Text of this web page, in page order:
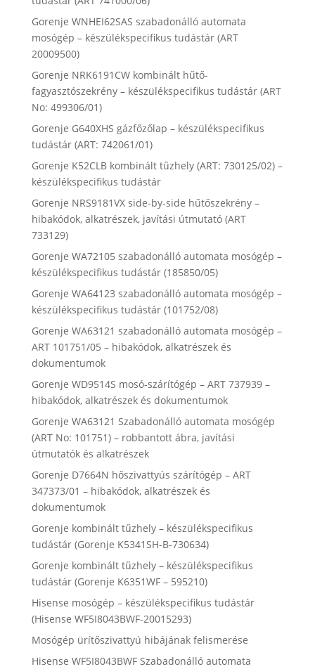
Gorenje WNHEI62SAS szabadonálló automata
mosógép – készülékspecifikus tudástár (ART
20009500)
Gorenje NRK6191CW kombinált hűtő-
fagyasztószekrény – készülékspecifikus tudástár (ART
No: 499306/01)
Gorenje G640XHS gázfőzőlap – készülékspecifikus
tudástár (ART: 742061/01)
Gorenje K52CLB kombinált tűzhely (ART: 730125/02) –
készülékspecifikus tudástár
Gorenje NRS9181VX side-by-side hűtőszekrény –
hibakódok, alkatrészek, javítási útmutató (ART
733129)
Gorenje WA72105 szabadonálló automata mosógép –
készülékspecifikus tudástár (185850/05)
Gorenje WA64123 szabadonálló automata mosógép –
készülékspecifikus tudástár (101752/08)
Gorenje WA63121 szabadonálló automata mosógép –
ART 101751/05 – hibakódok, alkatrészek és
dokumentumok
Gorenje WD9514S mosó-szárítógép – ART 737939 –
hibakódok, alkatrészek és dokumentumok
Gorenje WA63121 Szabadonálló automata mosógép
(ART No: 101751) – robbantott ábra, javítási
útmutatók és alkatrészek
Gorenje D7664N hőszivattyús szárítógép – ART
347373/01 – hibakódok, alkatrészek és
dokumentumok
Gorenje kombinált tűzhely – készülékspecifikus
tudástár (Gorenje K5341SH-B-730634)
Gorenje kombinált tűzhely – készülékspecifikus
tudástár (Gorenje K6351WF – 595210)
Hisense mosógép – készülékspecifikus tudástár
(Hisense WF5I8043BWF-20015293)
Mosógép ürítőszivattyú hibájának felismerése
Hisense WF5I8043BWF Szabadonálló automata